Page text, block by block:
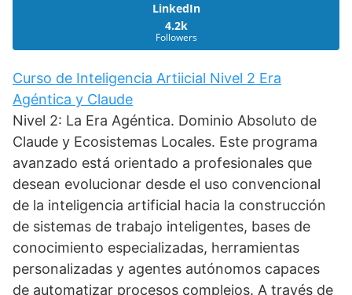
LinkedIn
4.2k
Followers
Curso de Inteligencia Artiicial Nivel 2 Era
Agéntica y Claude
Nivel 2: La Era Agéntica. Dominio Absoluto de
Claude y Ecosistemas Locales. Este programa
avanzado está orientado a profesionales que
desean evolucionar desde el uso convencional
de la inteligencia artificial hacia la construcción
de sistemas de trabajo inteligentes, bases de
conocimiento especializadas, herramientas
personalizadas y agentes autónomos capaces
de automatizar procesos complejos. A través de